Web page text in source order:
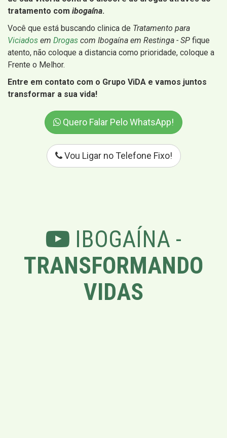
tratamento com ibogaína.
Você que está buscando clinica de Tratamento para
Viciados em Drogas com Ibogaína em Restinga - SP fique
atento, não coloque a distancia como prioridade, coloque a
Frente o Melhor.
Entre em contato com o Grupo ViDA e vamos juntos
transformar a sua vida!
Quero Falar Pelo WhatsApp!
Vou Ligar no Telefone Fixo!
IBOGAÍNA -
TRANSFORMANDO
VIDAS